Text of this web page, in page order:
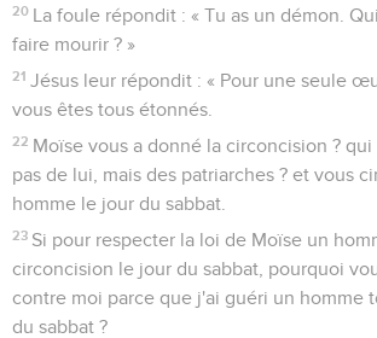
20 La foule répondit : « Tu as un démon.
faire mourir ? »
21 Jésus leur répondit : « Pour une seule
vous êtes tous étonnés.
22 Moïse vous a donné la circoncision ?
pas de lui, mais des patriarches ? et vous
homme le jour du sabbat.
23 Si pour respecter la loi de Moïse un
circoncision le jour du sabbat, pourquoi
contre moi parce que j'ai guéri un homme
du sabbat ?